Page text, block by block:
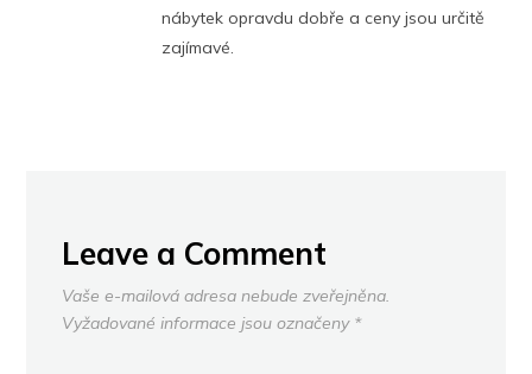
nábytek opravdu dobře a ceny jsou určitě
zajímavé.
Leave a Comment
Vaše e-mailová adresa nebude zveřejněna.
Vyžadované informace jsou označeny *